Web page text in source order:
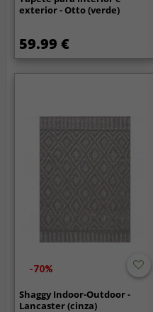
exterior - Otto (verde)
59.99 €
-70%
Shaggy Indoor-Outdoor -
Lancaster (cinza)